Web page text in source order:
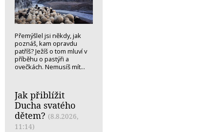
Přemýšlel jsi někdy, jak
poznáš, kam opravdu
patříš? Ježíš o tom mluví v
příběhu o pastýři a
ovečkách. Nemusíš mít...
Jak přiblížit
Ducha svatého
dětem? (8.8.2026,
11:14)